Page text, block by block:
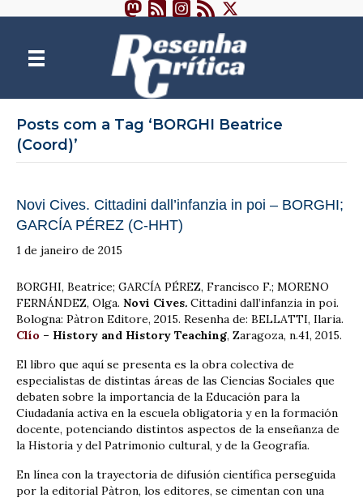
Posts com a Tag ‘BORGHI Beatrice
(Coord)’
Novi Cives. Cittadini dall’infanzia in poi – BORGHI;
GARCÍA PÉREZ (C-HHT)
1 de janeiro de 2015
BORGHI, Beatrice; GARCÍA PÉREZ, Francisco F.; MORENO
FERNÁNDEZ, Olga. Novi Cives. Cittadini dall’infanzia in poi.
Bologna: Pàtron Editore, 2015. Resenha de: BELLATTI, Ilaria.
Clío – History and History Teaching, Zaragoza, n.41, 2015.
El libro que aquí se presenta es la obra colectiva de
especialistas de distintas áreas de las Ciencias Sociales que
debaten sobre la importancia de la Educación para la
Ciudadanía activa en la escuela obligatoria y en la formación
docente, potenciando distintos aspectos de la enseñanza de
la Historia y del Patrimonio cultural, y de la Geografía.
En línea con la trayectoria de difusión científica perseguida
por la editorial Pàtron, los editores, se cimentan con una